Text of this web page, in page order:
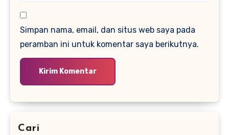
Simpan nama, email, dan situs web saya pada
peramban ini untuk komentar saya berikutnya.
Cari